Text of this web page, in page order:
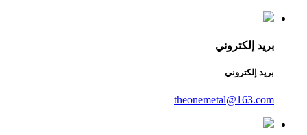
بريد إلكتروني
بريد إلكتروني
theonemetal@163.com